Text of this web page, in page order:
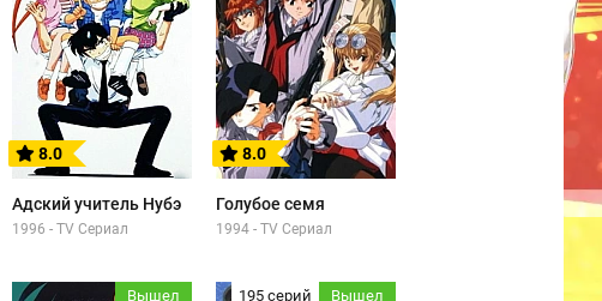
8.0
Адский учитель Нубэ
1996 - TV Сериал
8.0
Голубое семя
1994 - TV Сериал
Вышел 195 серий Вышел